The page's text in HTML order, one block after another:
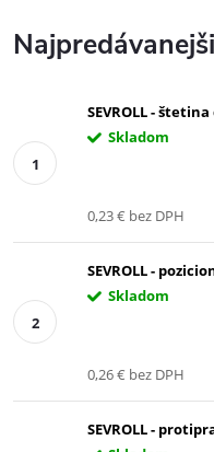
SEVROLL -
Skladom
0,23 € bez DPH
SEVROLL -
Skladom
0,26 € bez DPH
SEVROLL -